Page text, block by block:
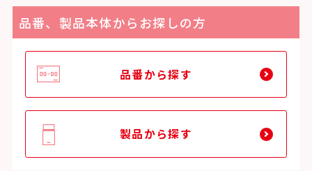
品番、製品本体からお探しの方
品番から探す
製品から探す